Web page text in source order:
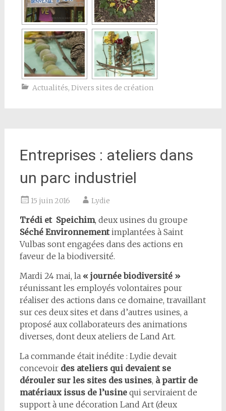
Actualités, Divers sites de création
Entreprises : ateliers dans
un parc industriel
15 juin 2016 Lydie
Trédi et Speichim, deux usines du groupe
Séché Environnementimplantées à Saint
Vulbas sont engagées dans des actions en
faveur de la biodiversité.
Mardi 24 mai, la « journée biodiversité »
réunissant les employés volontaires pour
réaliser des actions dans ce domaine, travaillant
sur ces deux sites et dans d’autres usines, a
proposé aux collaborateurs des animations
diverses, dont deux ateliers de Land Art.
La commande était inédite : Lydie devait
concevoir des ateliers qui devaient se
dérouler sur les sites des usines, à partir de
matériaux issus de l’usinequi serviraient de
support à une décoration Land Art (deux